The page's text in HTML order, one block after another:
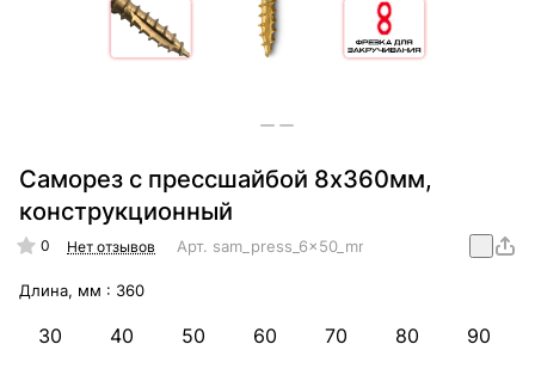
Саморез с прессшайбой 8х360мм,
конструкционный
0 Нет отзывов Арт. sam_press_6x50_mm_konstr
Длина, мм : 360
30 40 50 60 70 80 90